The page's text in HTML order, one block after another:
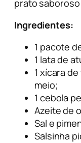
prato
Ingredientes:
1 pacote
1 lata de
1 xícara
meio;
1 cebola
Azeite de
Sal e
Salsinha